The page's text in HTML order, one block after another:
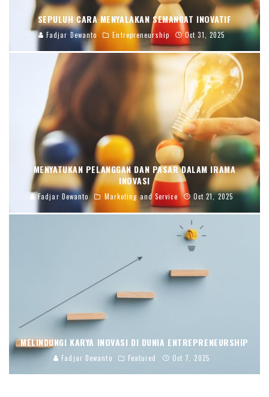
SEPULUH CARA MENYALAKAN SEMANGAT INOVATIF
Fadjar Dewanto Entrepreneurship Oct 31, 2025
MENYATUKAN PELANGGAN DAN PASAR DALAM IRAMA
INOVASI
Fadjar Dewanto Marketing and Service Oct 21, 2025
MELINDUNGI KARYA INOVASI DI DUNIA ENTREPRENEURSHIP
Fadjar Dewanto Featured Oct 7, 2025